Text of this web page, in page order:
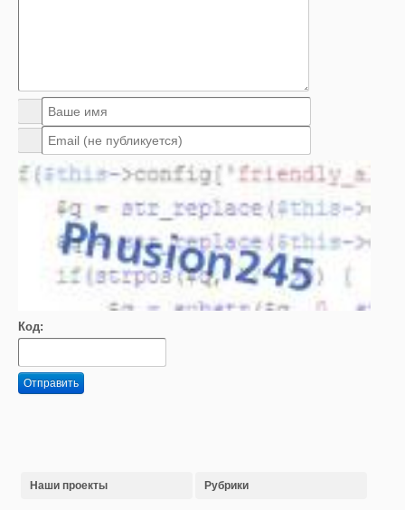
Код:
Отправить
Наши проекты Рубрики